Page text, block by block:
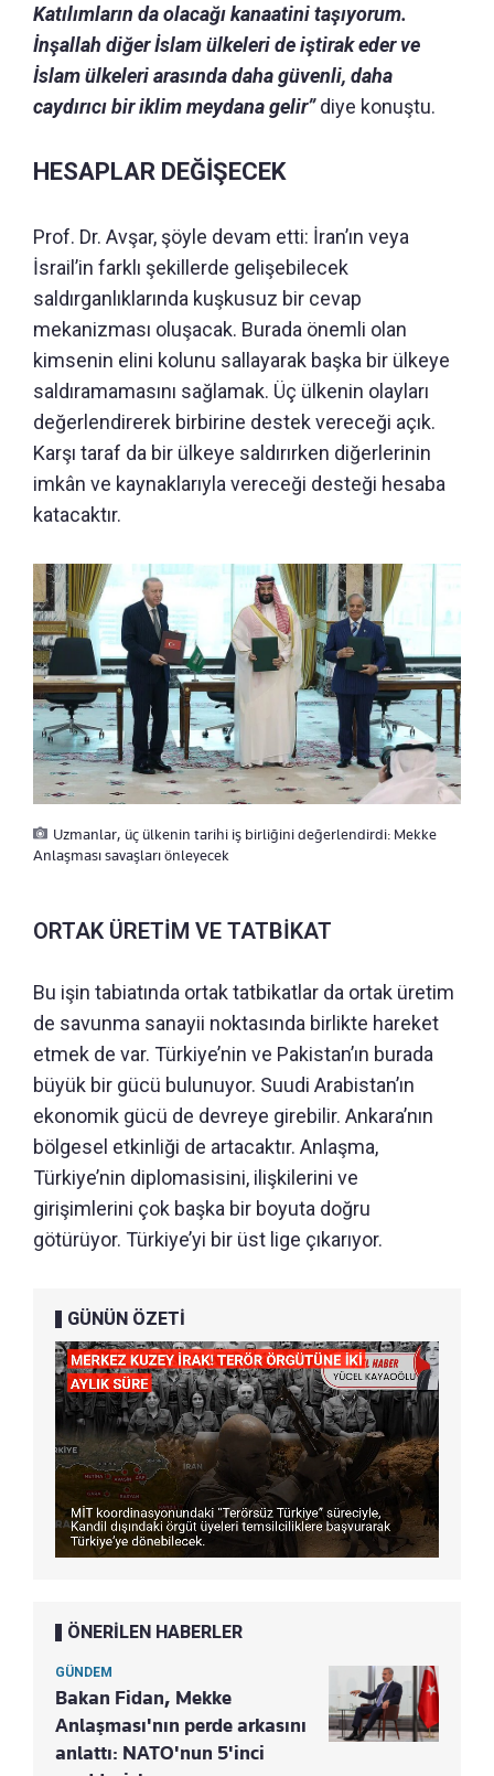
Katılımların da olacağı kanaatini taşıyorum.
İnşallah diğer İslam ülkeleri de iştirak eder ve
İslam ülkeleri arasında daha güvenli, daha
caydırıcı bir iklim meydana gelir”diye konuştu.
HESAPLAR DEĞİŞECEK
Prof. Dr. Avşar, şöyle devam etti: İran’ın veya
İsrail’in farklı şekillerde gelişebilecek
saldırganlıklarında kuşkusuz bir cevap
mekanizması oluşacak. Burada önemli olan
kimsenin elini kolunu sallayarak başka bir ülkeye
saldıramamasını sağlamak. Üç ülkenin olayları
değerlendirerek birbirine destek vereceği açık.
Karşı taraf da bir ülkeye saldırırken diğerlerinin
imkân ve kaynaklarıyla vereceği desteği hesaba
katacaktır.
Uzmanlar, üç ülkenin tarihi iş birliğini değerlendirdi: Mekke
Anlaşması savaşları önleyecek
ORTAK ÜRETİM VE TATBİKAT
Bu işin tabiatında ortak tatbikatlar da ortak üretim
de savunma sanayii noktasında birlikte hareket
etmek de var. Türkiye’nin ve Pakistan’ın burada
büyük bir gücü bulunuyor. Suudi Arabistan’ın
ekonomik gücü de devreye girebilir. Ankara’nın
bölgesel etkinliği de artacaktır. Anlaşma,
Türkiye’nin diplomasisini, ilişkilerini ve
girişimlerini çok başka bir boyuta doğru
götürüyor. Türkiye’yi bir üst lige çıkarıyor.
GÜNÜN ÖZETİ
ÖNERİLEN HABERLER
GÜNDEM
Bakan Fidan, Mekke
Anlaşması'nın perde arkasını
anlattı: NATO'nun 5'inci